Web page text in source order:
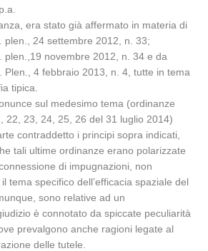
era stato già affermato in materia di
plen., 24 settembre 2012, n. 33;
plen.,19 novembre 2012, n. 34 e da
Plen., 4 febbraio 2013, n. 4, tutte in tema
tipica.
sul medesimo tema (ordinanze
22, 23, 24, 25, 26 del 31 luglio 2014)
contraddetto i principi sopra indicati,
tali ultime ordinanze erano polarizzate
di impugnazioni, non
tema specifico dell’efficacia spaziale del
sono relative ad un
è connotato da spiccate peculiarità
prevalgono anche ragioni legate al
delle tutele.